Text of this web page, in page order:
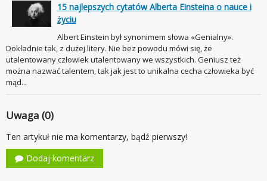
15 najlepszych cytatów Alberta Einsteina o nauce i
życiu
Albert Einstein był synonimem słowa «Genialny».
Dokładnie tak, z dużej litery. Nie bez powodu mówi się, że
utalentowany człowiek utalentowany we wszystkich. Geniusz też
można nazwać talentem, tak jak jest to unikalna cecha człowieka być
mąd...
Uwaga (0)
Ten artykuł nie ma komentarzy, bądź pierwszy!
Dodaj komentarz